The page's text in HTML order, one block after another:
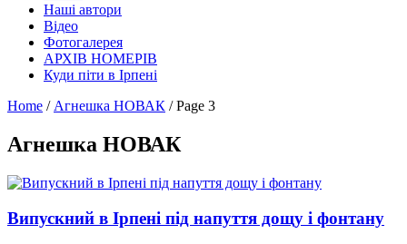
Наші автори
Відео
Фотогалерея
АРХІВ НОМЕРІВ
Куди піти в Ірпені
Home / Агнешка НОВАК / Page 3
Агнешка НОВАК
Випускний в Ірпені під напуття дощу і фонтану